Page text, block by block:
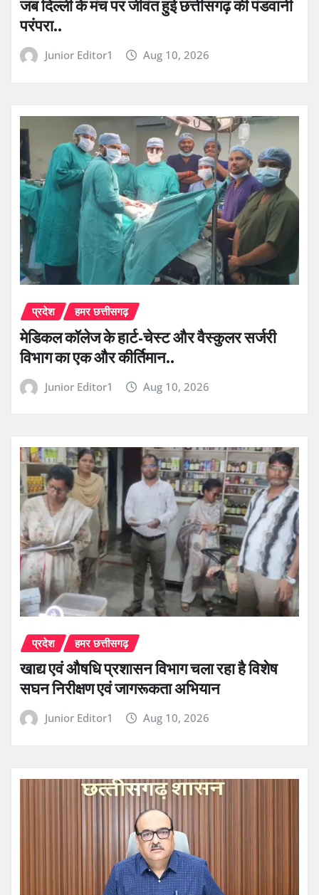
जब दिल्ली के मंच पर जीवंत हुई छत्तीसगढ़ की पंडवानी
परंपरा..
Junior Editor1 Aug 10, 2026
प्रदेश हमर छत्तीसगढ़
​मेडिकल कॉलेज के हार्ट-चेस्ट और वैस्कुलर सर्जरी
विभाग का एक और कीर्तिमान..
Junior Editor1 Aug 10, 2026
प्रदेश हमर छत्तीसगढ़
खाद्य एवं औषधि प्रशासन विभाग चला रहा है विशेष
सघन निरीक्षण एवं जागरूकता अभियान
Junior Editor1 Aug 10, 2026